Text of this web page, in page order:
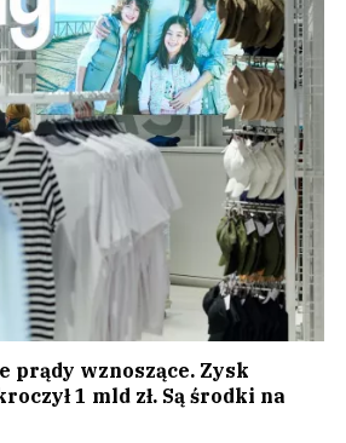
prądy wznoszące. Zysk
1 mld zł. Są środki na